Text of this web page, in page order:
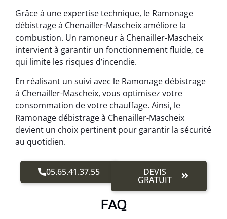
Grâce à une expertise technique, le Ramonage
débistrage à Chenailler-Mascheix améliore la
combustion. Un ramoneur à Chenailler-Mascheix
intervient à garantir un fonctionnement fluide, ce
qui limite les risques d’incendie.
En réalisant un suivi avec le Ramonage débistrage
à Chenailler-Mascheix, vous optimisez votre
consommation de votre chauffage. Ainsi, le
Ramonage débistrage à Chenailler-Mascheix
devient un choix pertinent pour garantir la sécurité
au quotidien.
05.65.41.37.55 DEVIS
GRATUIT
FAQ